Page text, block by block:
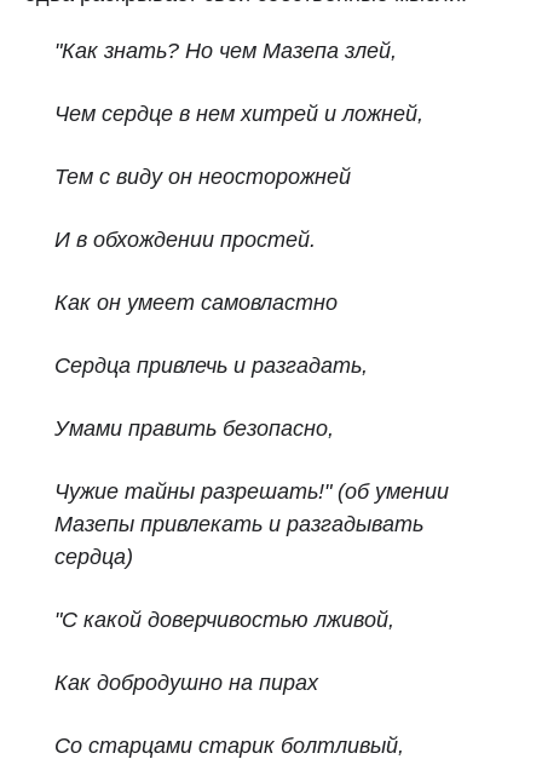
"Как знать? Но чем Мазепа злей,
Чем сердце в нем хитрей и ложней,
Тем с виду он неосторожней
И в обхождении простей.
Как он умеет самовластно
Сердца привлечь и разгадать,
Умами править безопасно,
Чужие тайны разрешать!" (об умении
Мазепы привлекать и разгадывать
сердца)
"С какой доверчивостью лживой,
Как добродушно на пирах
Со старцами старик болтливый,